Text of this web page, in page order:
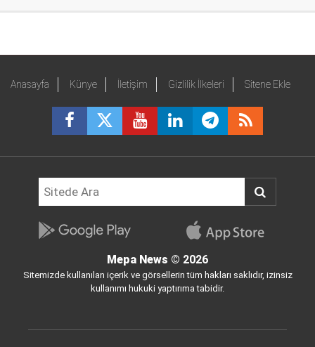
Anasayfa Künye İletişim Gizlilik İlkeleri Sitene Ekle
Mepa News © 2026
Sitemizde kullanılan içerik ve görsellerin tüm hakları saklıdır, izinsiz
kullanımı hukuki yaptırıma tabidir.